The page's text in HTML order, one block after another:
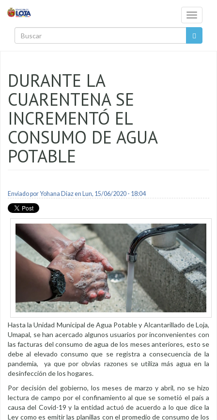
Toggle
DURANTE LA
CUARENTENA SE
INCREMENTÓ EL
CONSUMO DE AGUA
POTABLE
Enviado porYohana Diazen Lun, 15/06/2020 - 18:04
Hasta la Unidad Municipal de Agua Potable y Alcantarillado de Loja,
Umapal, se han acercado algunos usuarios por inconvenientes con
las facturas del consumo de agua de los meses anteriores, esto se
debe al elevado consumo que se registra a consecuencia de la
pandemia, ya que por obvias razones se utiliza más agua en la
desinfección de los hogares.
Por decisión del gobierno, los meses de marzo y abril, no se hizo
lectura de campo por el confinamiento al que se sometió el país a
causa del Covid-19 y la entidad actuó de acuerdo a lo que dice la
Ley como es emitir las planillas con el promedio de consumo de los